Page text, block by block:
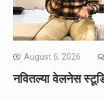
August 6, 2026
नवितल्या वेलनेस